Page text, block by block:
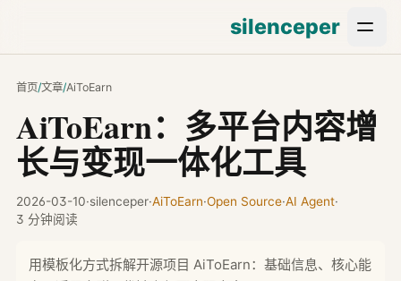
silenceper
首页/文章/AiToEarn
AiToEarn：多平台内容增
长与变现一体化工具
2026-03-10·silenceper·AiToEarn·Open Source·AI Agent·
3 分钟阅读
用模板化方式拆解开源项目 AiToEarn：基础信息、核心能